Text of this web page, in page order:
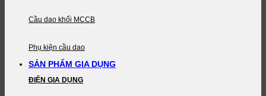
Cầu dao khối MCCB
Phụ kiện cầu dao
SẢN PHẨM GIA DỤNG
ĐIỆN GIA DỤNG